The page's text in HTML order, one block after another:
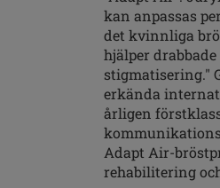
kan anpassas
det kvinnliga
hjälper
stigmatisering."
erkända
årligen
Adapt Air-
rehabilitering